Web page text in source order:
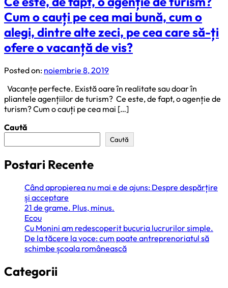
Cum o cauți pe cea mai bună, cum o
alegi, dintre alte zeci, pe cea care să-ți
ofere o vacanță de vis?
Posted on: noiembrie 8, 2019
Vacanțe perfecte. Există oare în realitate sau doar în
pliantele agențiilor de turism? Ce este, de fapt, o agenție de
turism? Cum o cauți pe cea mai […]
Caută
Caută
Postari Recente
Când apropierea nu mai e de ajuns: Despre despărțire
și acceptare
21 de grame. Plus, minus.
Ecou
Cu Monini am redescoperit bucuria lucrurilor simple.
De la tăcere la voce: cum poate antreprenoriatul să
schimbe școala românească
Categorii